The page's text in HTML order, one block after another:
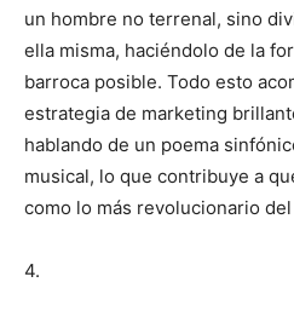
un hombre no terrenal, sino
ella misma, haciéndolo de la
barroca posible. Todo esto
estrategia de marketing
hablando de un poema
musical, lo que contribuye a
como lo más revolucionario
4.